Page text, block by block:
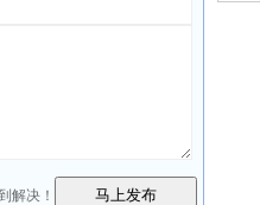
解决！